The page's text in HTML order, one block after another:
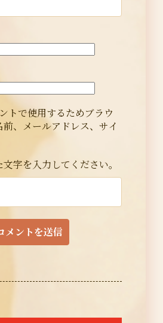
トで使用するためブラウ
、メールアドレス、サイ
字を入力してください。